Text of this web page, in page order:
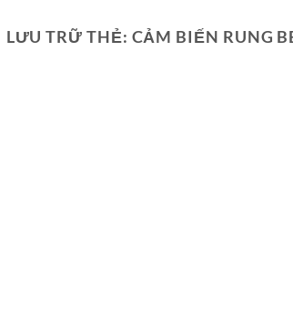
LƯU TRỮ THẺ: CẢM BIẾN RUNG